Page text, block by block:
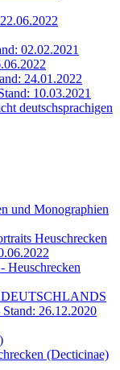
02.02.2021
24.01.2022
10.03.2021
deutschsprachigen
und Monographien
Heuschrecken
Heuschrecken
Stand: 26.12.2020
(Decticinae)